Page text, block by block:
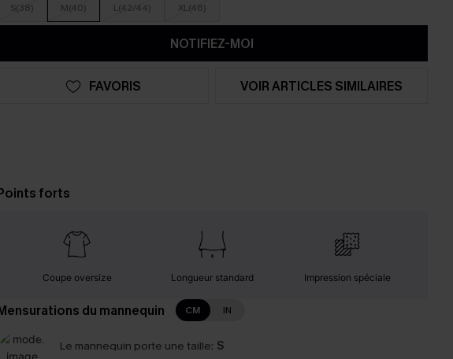
S(38) M(40) L(42/44) XL(46)
NOTIFIEZ-MOI
FAVORIS VOIR ARTICLES SIMILAIRES
forts
Coupe oversize Longueur standard Impression spéciale
du mannequin CM IN
Le mannequin porte une taille: S